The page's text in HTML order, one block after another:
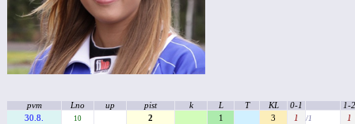
pvm Lno up pist k L T KL 0-1
1-2
30.8.
10 2 1 3 1 /1
1